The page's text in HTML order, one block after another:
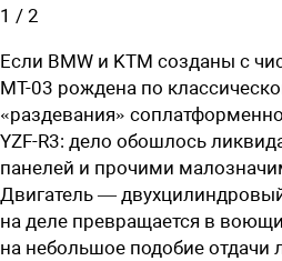
1 / 2
Если BMW и KTM созданы с
MT-03 рождена по
«раздевания»
YZF-R3: дело обошлось
панелей и прочими
Двигатель —
на деле превращается в
на небольшое подобие